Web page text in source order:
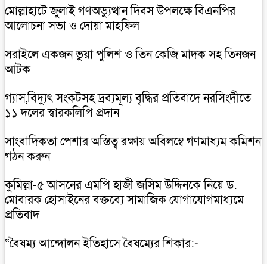
মোল্লাহাটে জুলাই গণঅভ্যুত্থান দিবস উপলক্ষে বিএনপির
আলোচনা সভা ও দোয়া মাহফিল
সরাইলে একজন ভুয়া পুলিশ ও তিন কেজি মাদক সহ তিনজন
আটক
গ্যাস,বিদ্যুৎ সংকটসহ দ্রব্যমূল্য বৃদ্ধির প্রতিবাদে নরসিংদীতে
১১ দলের স্বারকলিপি প্রদান
সাংবাদিকতা পেশার অস্তিত্ব রক্ষায় অবিলম্বে গণমাধ্যম কমিশন
গঠন করুন
কুমিল্লা-৫ আসনের এমপি হাজী জসিম উদ্দিনকে নিয়ে ড.
মোবারক হোসাইনের বক্তব্যে সামাজিক যোগাযোগমাধ্যমে
প্রতিবাদ
“বৈষম্য আন্দোলন ইতিহাসে বৈষম্যের শিকার:-